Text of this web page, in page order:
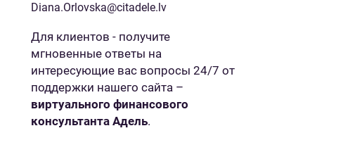
Diana.Orlovska@citadele.lv
Для клиентов - получите
мгновенные ответы на
интересующие вас вопросы 24/7 от
поддержки нашего сайта –
виртуального финансового
консультанта Адель.